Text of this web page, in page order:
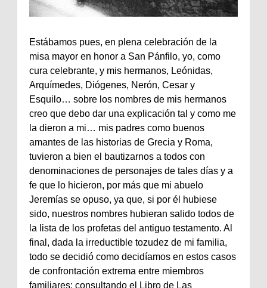
Estábamos pues, en plena celebración de la
misa mayor en honor a San Pánfilo, yo, como
cura celebrante, y mis hermanos, Leónidas,
Arquímedes, Diógenes, Nerón, Cesar y
Esquilo… sobre los nombres de mis hermanos
creo que debo dar una explicación tal y como me
la dieron a mi… mis padres como buenos
amantes de las historias de Grecia y Roma,
tuvieron a bien el bautizarnos a todos con
denominaciones de personajes de tales días y a
fe que lo hicieron, por más que mi abuelo
Jeremías se opuso, ya que, si por él hubiese
sido, nuestros nombres hubieran salido todos de
la lista de los profetas del antiguo testamento. Al
final, dada la irreductible tozudez de mi familia,
todo se decidió como decidíamos en estos casos
de confrontación extrema entre miembros
familiares: consultando el Libro de Las